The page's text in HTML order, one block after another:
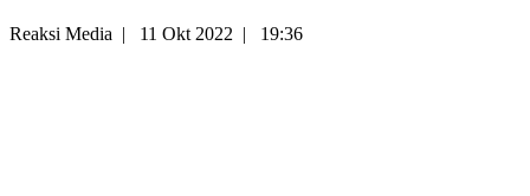
Reaksi Media | 11 Okt 2022 | 19:36